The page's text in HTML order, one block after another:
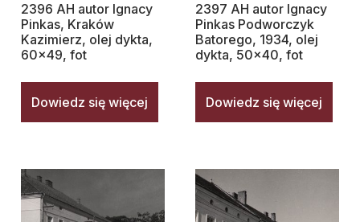
2396 AH autor Ignacy
Pinkas, Kraków
Kazimierz, olej dykta,
60×49, fot
Dowiedz się więcej
2397 AH autor Ignacy
Pinkas Podworczyk
Batorego, 1934, olej
dykta, 50×40, fot
Dowiedz się więcej